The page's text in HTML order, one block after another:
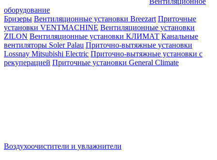
оборудование
Бризеры Вентиляционные установки Breezart Приточные
установки VENTMACHINE Вентиляционные установки
ZILON Вентиляционные установки КЛИМАТ Канальные
вентиляторы Soler Palau Приточно-вытяжные установки
Lossnay Mitsubishi Electric Приточно-вытяжные установки с
рекуперацией Приточные установки General Climate
Воздухоочистители и увлажнители